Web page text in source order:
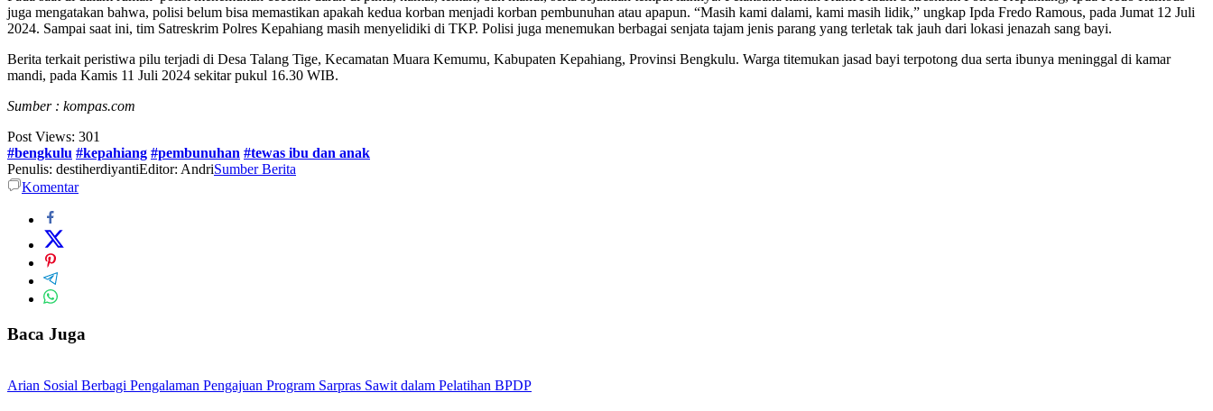
juga mengatakan bahwa, polisi belum bisa memastikan apakah kedua korban menjadi korban pembunuhan atau apapun. “Masih kami dalami, kami masih lidik,” ungkap Ipda Fredo Ramous, pada Jumat 12 Juli
2024. Sampai saat ini, tim Satreskrim Polres Kepahiang masih menyelidiki di TKP. Polisi juga menemukan berbagai senjata tajam jenis parang yang terletak tak jauh dari lokasi jenazah sang bayi.
Berita terkait peristiwa pilu terjadi di Desa Talang Tige, Kecamatan Muara Kemumu, Kabupaten Kepahiang, Provinsi Bengkulu. Warga titemukan jasad bayi terpotong dua serta ibunya meninggal di kamar
mandi, pada Kamis 11 Juli 2024 sekitar pukul 16.30 WIB.
Sumber : kompas.com
Post Views: 301
#bengkulu #kepahiang #pembunuhan #tewas ibu dan anak
Penulis: destiherdiyantiEditor: AndriSumber Berita
Komentar
Baca Juga
Arian Sosial Berbagi Pengalaman Pengajuan Program Sarpras Sawit dalam Pelatihan BPDP